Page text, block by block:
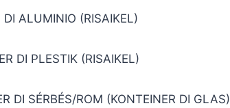
ALUMINIO (RISAIKEL)
DI PLESTIK (RISAIKEL)
DI SÉRBÉS/ROM (KONTEINER DI GLAS)